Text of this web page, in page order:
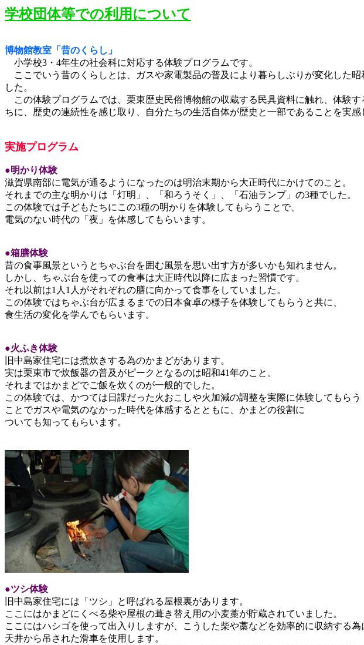
学校団体等での利用について
博物館教室「昔のくらし」
小学校3・4年生の社会科に対応する体験プログラムです。
ここでいう昔のくらしとは、ガスや家電製品の普及により暮らしぶりが変化した
した。
この体験プログラムでは、栗東歴史民俗博物館の収蔵する民具資料に触れ、体験
ちに、歴史の連続性を感じ取り、自分たちの生活自体が歴史と一部であることを実感
実施プログラム
●明かり体験
滋賀県南部に電気が通るようになったのは明治末期から大正時代にかけてのこと。
それまでの主な明かりは「灯明」、「和ろうそく」、「石油ランプ」の3種でした。
この体験では子どもたちにこの3種の明かりを体験してもらうことで、
電気のない時代の「夜」を体感してもらいます。
●箱膳体験
昔の食事風景というとちゃぶ台を囲む風景を思い出す方が多いかも知れません。
しかし、ちゃぶ台を使っての食事は大正時代以降に広まった習慣です。
それ以前は1人1人がそれぞれの膳に向かって食事をしていました。
この体験ではちゃぶ台が広まるまでの日本食卓の様子を体験してもらうと共に、
食生活の変化を学んでもらいます。
●火ふき体験
旧中島家住宅には煮炊きする為のかまどがあります。
実は栗東市で炊飯器の普及がピークとなるのは昭和41年のこと。
それまではかまどでご飯を炊くのが一般的でした。
この体験では、かつては日課だった火おこしや火加減の調整を実際に体験してもらう
ことでガスや電気のなかった時代を体感するとともに、かまどの役割に
ついても知ってもらいます。
●ツシ体験
旧中島家住宅には「ツシ」と呼ばれる屋根裏があります。
ここにはかまどにくべる柴や屋根の葺き替え用の小麦藁が貯蔵されていました。
ここにはハシゴを使って出入りしますが、こうした柴や藁などを効率的に収納する為
天井から吊された滑車を使用します。